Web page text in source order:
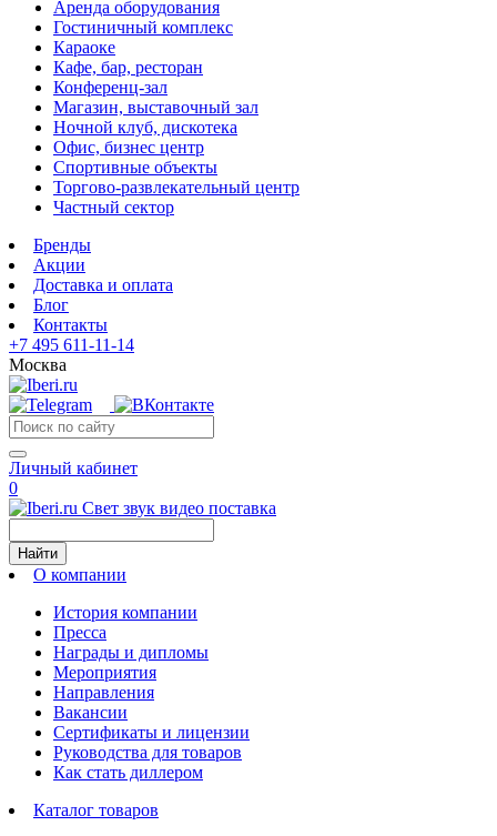
Аренда оборудования
Гостиничный комплекс
Караоке
Кафе, бар, ресторан
Конференц-зал
Магазин, выставочный зал
Ночной клуб, дискотека
Офис, бизнес центр
Спортивные объекты
Торгово-развлекательный центр
Частный сектор
Бренды
Акции
Доставка и оплата
Блог
Контакты
+7 495 611-11-14
Москва
Личный кабинет
0
Свет звук видео поставка
Найти
О компании
История компании
Пресса
Награды и дипломы
Мероприятия
Направления
Вакансии
Сертификаты и лицензии
Руководства для товаров
Как стать диллером
Каталог товаров